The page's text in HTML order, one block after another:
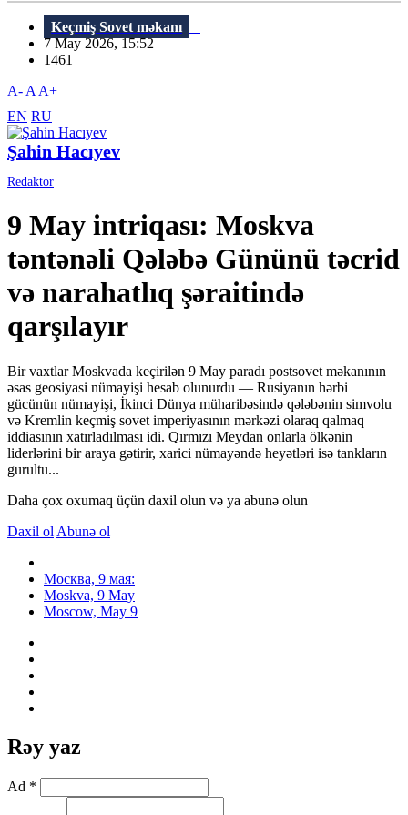
Keçmiş Sovet məkanı
7 May 2026, 15:52
1461
A- A A+
EN RU
Şahin Hacıyev
Redaktor
9 May intriqası: Moskva
təntənəli Qələbə Gününü təcrid
və narahatlıq şəraitində
qarşılayır
Bir vaxtlar Moskvada keçirilən 9 May paradı postsovet məkanının
əsas geosiyasi nümayişi hesab olunurdu — Rusiyanın hərbi
gücünün nümayişi, İkinci Dünya müharibəsində qələbənin simvolu
və Kremlin keçmiş sovet imperiyasının mərkəzi olaraq qalmaq
iddiasının xatırladılması idi. Qırmızı Meydan onlarla ölkənin
liderlərini bir araya gətirir, xarici nümayəndə heyətləri isə tankların
gurultu...
Daha çox oxumaq üçün daxil olun və ya abunə olun
Daxil ol Abunə ol
Москва, 9 мая:
Moskva, 9 May
Moscow, May 9
Rəy yaz
Ad *